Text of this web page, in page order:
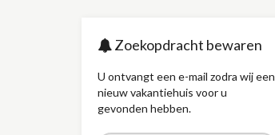
Zoekopdracht bewaren
U ontvangt een e-mail zodra wij een
nieuw vakantiehuis voor u
gevonden hebben.